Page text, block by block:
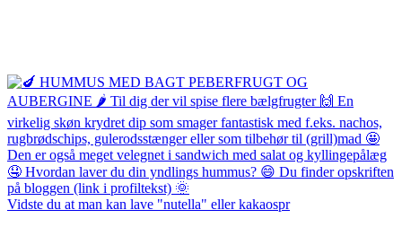
Vidste du at man kan lave "nutella" eller kakaospr